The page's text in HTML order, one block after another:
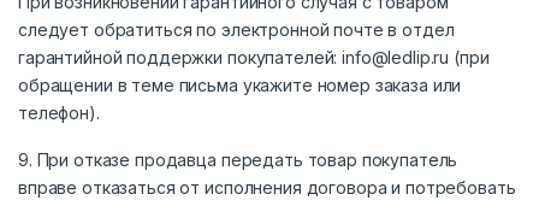
следует обратиться по электронной почте в отдел
гарантийной поддержки покупателей: info@ledlip.ru (при
обращении в теме письма укажите номер заказа или
телефон).
9. При отказе продавца передать товар покупатель
вправе отказаться от исполнения договора и потребовать